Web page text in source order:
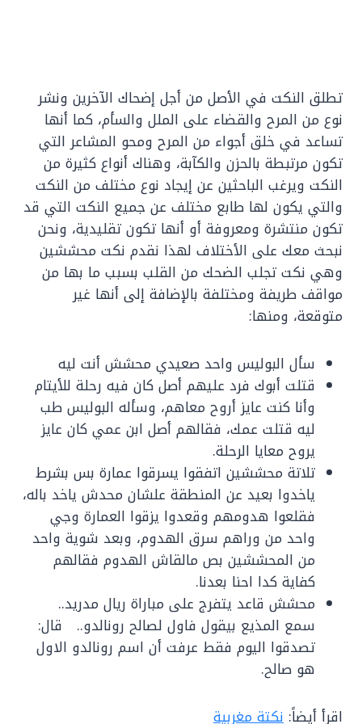
تطلق النكت في الأصل من أجل إضحاك الآخرين ونشر
نوع من المرح والقضاء على الملل والسأم، كما أنها
تساعد في خلق أجواء من المرح ومحو المشاعر التي
تكون مرتبطة بالحزن والكآبة، وهناك أنواع كثيرة من
النكت ويرغب الباحثين عن إيجاد نوع مختلف من النكت
والتي يكون لها طابع مختلف عن جميع النكت التي قد
تكون منتشرة ومعروفة أو أنها تكون تقليدية، ونحن
نبحث معك على الأختلاف لهذا نقدم نكت محششين
وهي نكت تجلب الضحك من القلب بسبب ما بها من
مواقف طريفة ومختلفة بالإضافة إلى أنها غير
متوقعة، ومنها:
سأل البوليس واحد صعيدي محشش أنت ليه
قتلت أبوك فرد عليهم أصل كان فيه رحلة للأيتام
وأنا كنت عايز أروح معاهم، وسأله البوليس طب
ليه قتلت عمك، فقالهم أصل ابن عمي كان عايز
يروح معايا الرحلة.
تلاتة محششين اتفقوا يسرقوا عمارة بس بشرط
ياخدوا بعيد عن المنطقة علشان محدش ياخد باله،
فقلعوا هدومهم وقعدوا يزقوا العمارة وجي
واحد من وراهم سرق الهدوم، وبعد شوية واحد
من المحششين بص مالقاش الهدوم فقالهم
كفاية كدا احنا بعدنا.
محشش قاعد يتفرج على مباراة ريال مدريد..
سمع المذيع بيقول فاول لصالح رونالدو.. قال:
تصدقوا اليوم فقط عرفت أن اسم رونالدو الاول
هو صالح.
اقرأ أيضاً: نكتة مغربية